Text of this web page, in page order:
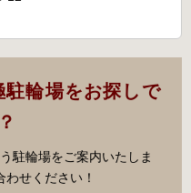
輪場をお探しで
駐輪場をご案内いたしま
せください！